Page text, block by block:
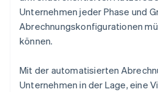
Unternehmen jeder Phase und
Abrechnungskonfigurationen
können.
Mit der automatisierten
Unternehmen in der Lage, eine